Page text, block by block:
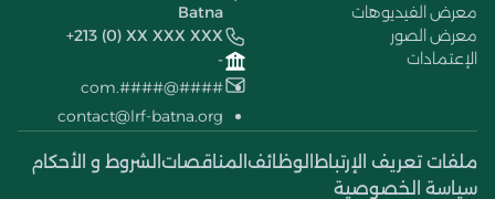
معرض الفيديوهات
معرض الصور
الإعتمادات
Batna
+213 (0) XX XXX XXX
-
####@####.com
contact@lrf-batna.org
ملفات تعريف الإرتباط الوظائف المناقصات الشروط و الأحكام
سياسة الخصوصية